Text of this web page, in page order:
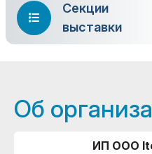
Секции
выставки
Об
ИП ООО